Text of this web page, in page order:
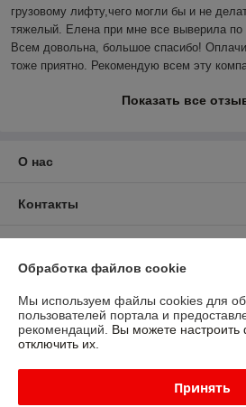
грузовому лифту,чего могли бы и не
тяжелый. Елена при мне все выверила по
Всем довольна, большое спасибо!
тоже приятно. Рекомендую всем эту
Показать все
О нас
Контакты
Полная версия сайта
Политика обработки cookies
Обработка файлов cookie
Мы используем файлы cookies для
пользователей портала и
рекомендаций. Вы можете
отключить их.
Принять